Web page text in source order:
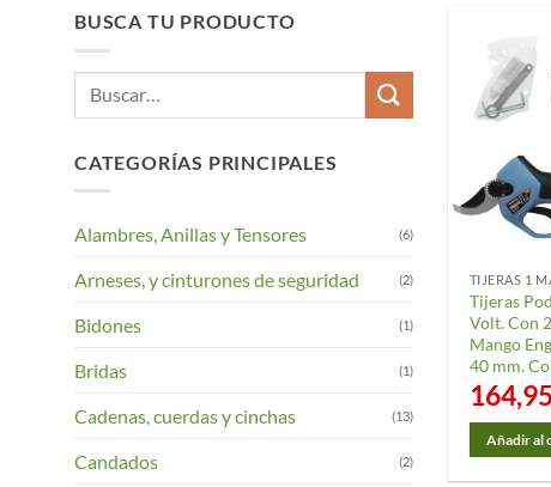
BUSCA TU PRODUCTO
Buscar
CATEGORÍAS PRINCIPALES
Alambres, Anillas y Tensores (6)
Arneses, y cinturones de seguridad (2)
Bidones (1)
Bridas (1)
Cadenas, cuerdas y cinchas (13)
Candados (2)
TIJERAS 1
Tijeras
Volt. Con
Mango
40 mm.
164,95
Añadir al